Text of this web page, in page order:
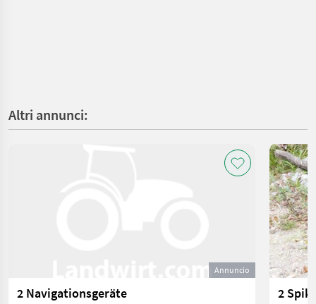
Altri annunci:
Annuncio
2 Navigationsgeräte
2